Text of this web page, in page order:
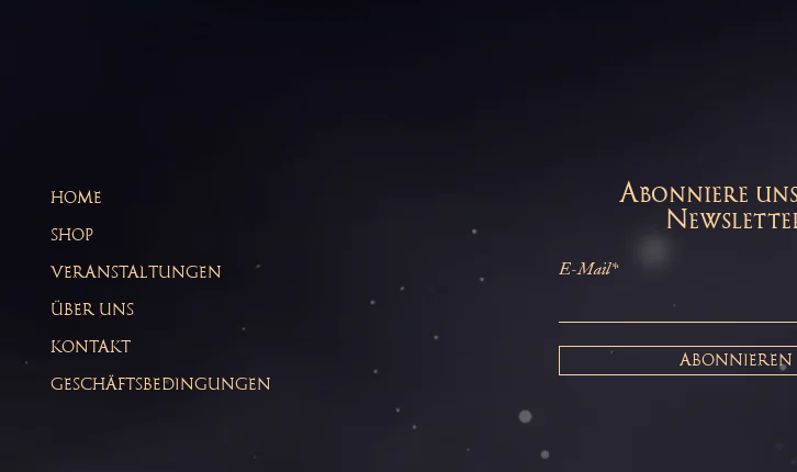
HOME
SHOP
VERANSTALTUNGEN
ÜBER UNS
KONTAKT
GESCHÄFTSBEDINGUNGEN
Abonniere
E-Mail*
ABONNIEREN